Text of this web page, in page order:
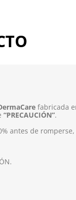
fabricada
“PRECAUCIÓN”.
antes de